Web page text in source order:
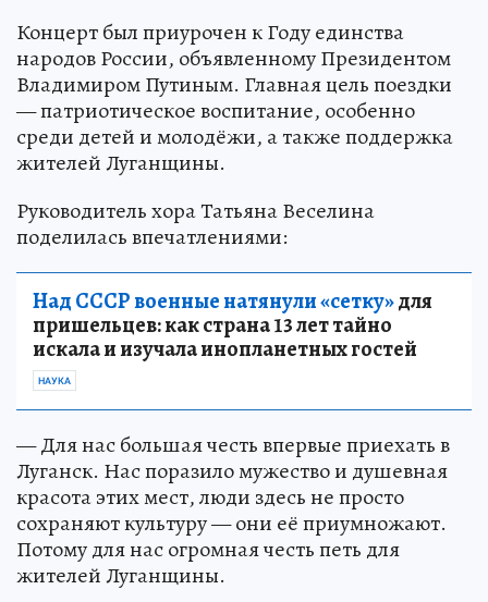
Концерт был приурочен к Году единства
народов России, объявленному Президентом
Владимиром Путиным. Главная цель поездки
— патриотическое воспитание, особенно
среди детей и молодёжи, а также поддержка
жителей Луганщины.
Руководитель хора Татьяна Веселина
поделилась впечатлениями:
Над СССР военные натянули «сетку»для
пришельцев: как страна 13 лет тайно
искала и изучала инопланетных гостей
НАУКА
— Для нас большая честь впервые приехать в
Луганск. Нас поразило мужество и душевная
красота этих мест, люди здесь не просто
сохраняют культуру — они её приумножают.
Потому для нас огромная честь петь для
жителей Луганщины.